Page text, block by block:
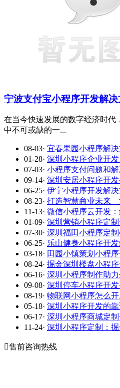
宁波支付宝小程序开发解
在当今快速发展的数字经济时代
中不可或缺的一...
08-03· 宜春果园小程序解
01-28· 深圳小程序企业开
07-03· 小程序支付问题和
09-14· 深圳安居小程序开
06-25· 伊宁小程序开发解
08-23· 打造智慧商业未来—
11-13· 微信小程序云开发
01-09· 深圳营销小程序定
07-30· 深圳福田小程序定
06-25· 乐山健身小程序开
03-18· 田园小镇策划小程
08-24· 掘金深圳楼盘小程
06-16· 深圳小程序制作助
09-08· 深圳停车小程序开
08-19· 物联网小程序怎么
05-18· 深圳小程序开发的
06-17· 深圳小程序商城定
11-24· 深圳小程序定制：
售前咨询热线